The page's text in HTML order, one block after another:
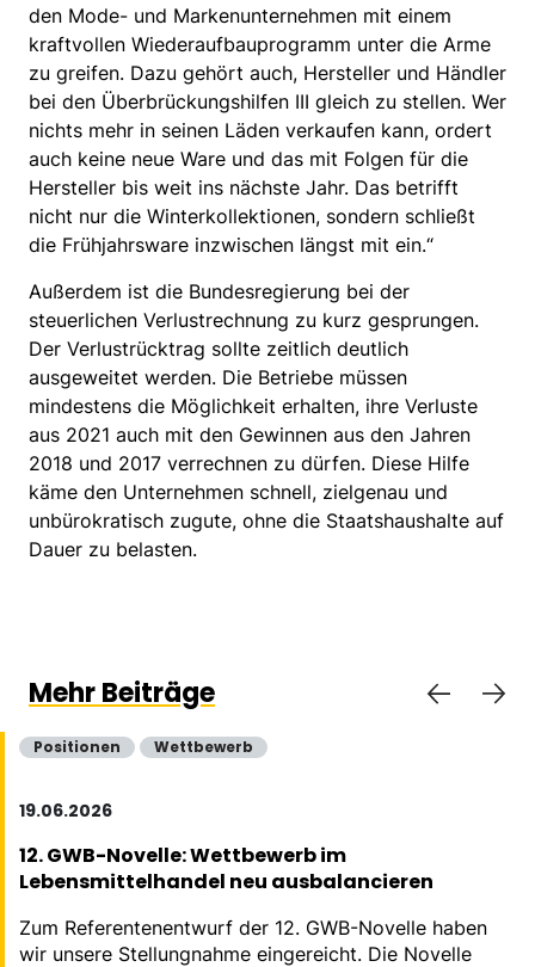
den Mode- und Markenunternehmen mit einem
kraftvollen Wiederaufbauprogramm unter die Arme
zu greifen. Dazu gehört auch, Hersteller und Händler
bei den Überbrückungshilfen III gleich zu stellen. Wer
nichts mehr in seinen Läden verkaufen kann, ordert
auch keine neue Ware und das mit Folgen für die
Hersteller bis weit ins nächste Jahr. Das betrifft
nicht nur die Winterkollektionen, sondern schließt
die Frühjahrsware inzwischen längst mit ein.“
Außerdem ist die Bundesregierung bei der
steuerlichen Verlustrechnung zu kurz gesprungen.
Der Verlustrücktrag sollte zeitlich deutlich
ausgeweitet werden. Die Betriebe müssen
mindestens die Möglichkeit erhalten, ihre Verluste
aus 2021 auch mit den Gewinnen aus den Jahren
2018 und 2017 verrechnen zu dürfen. Diese Hilfe
käme den Unternehmen schnell, zielgenau und
unbürokratisch zugute, ohne die Staatshaushalte auf
Dauer zu belasten.
Mehr Beiträge
Positionen Wettbewerb
19.06.2026
12. GWB-Novelle: Wettbewerb im
Lebensmittelhandel neu ausbalancieren
Zum Referentenentwurf der 12. GWB-Novelle haben
wir unsere Stellungnahme eingereicht. Die Novelle